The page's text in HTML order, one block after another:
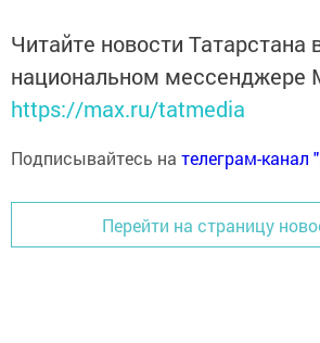
Читайте новости Татарстана
национальном мессенджере
https://max.ru/tatmedia
Подписывайтесь на телеграм-
Перейти на страницу